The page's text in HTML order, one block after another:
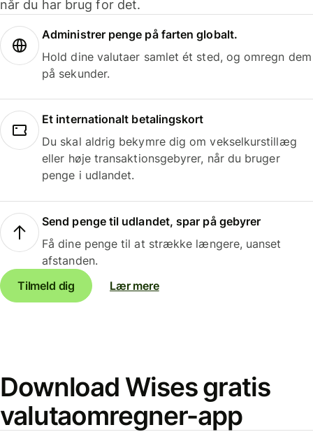
når du har brug for det.
Administrer penge på farten globalt.
Hold dine valutaer samlet ét sted, og omregn dem
på sekunder.
Et internationalt betalingskort
Du skal aldrig bekymre dig om vekselkurstillæg
eller høje transaktionsgebyrer, når du bruger
penge i udlandet.
Send penge til udlandet, spar på gebyrer
Få dine penge til at strække længere, uanset
afstanden.
Tilmeld dig
Lær mere
Download Wises gratis
valutaomregner-app